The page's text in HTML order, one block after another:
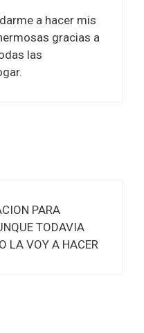
a hacer mis
gracias a
las
PARA
TODAVIA
LA VOY A HACER